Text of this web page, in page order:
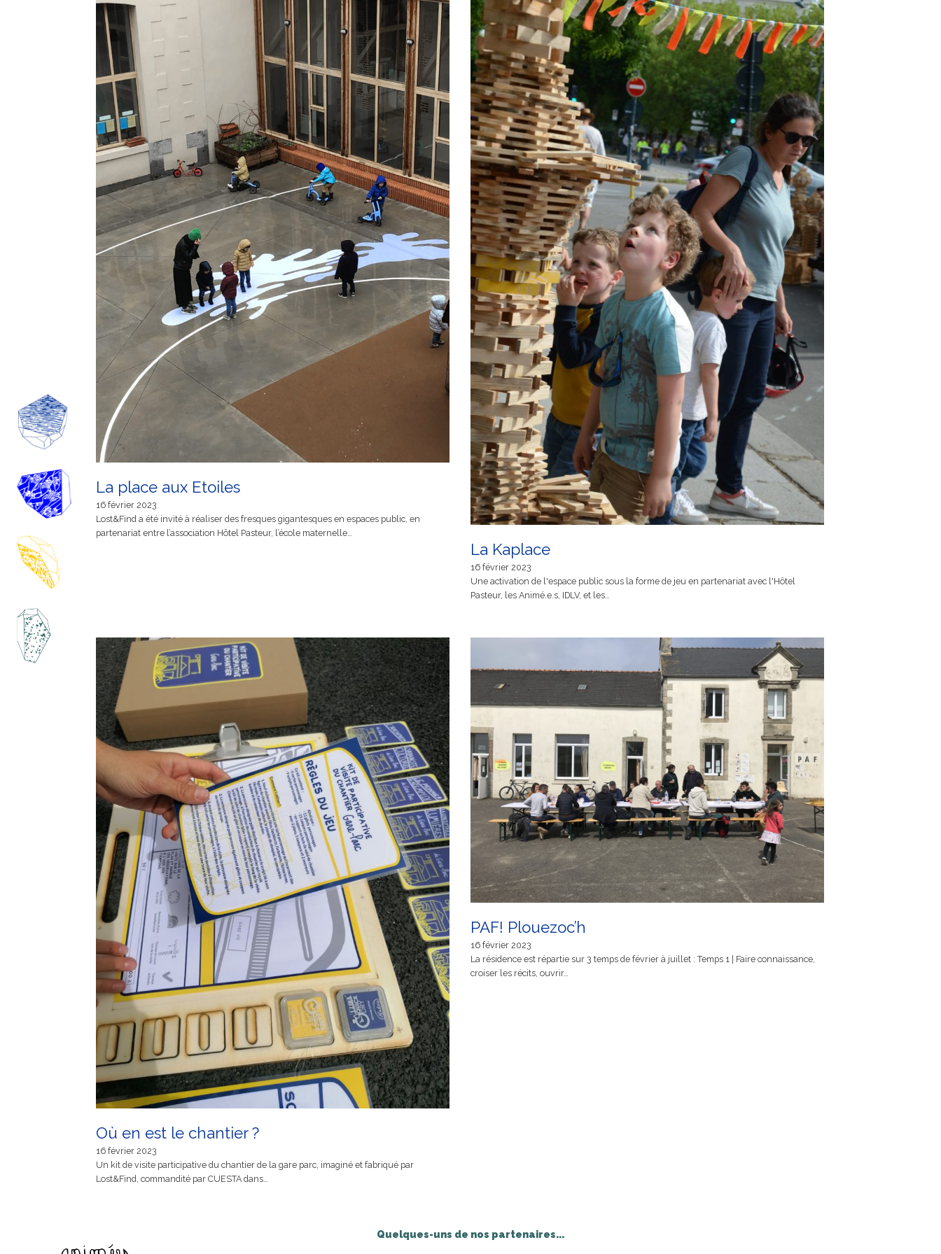
La place aux Etoiles
16 février 2023
Lost&Find a été invité à réaliser des fresques gigantesques en espaces public, en
partenariat entre l’association Hôtel Pasteur, l’école maternelle…
La Kaplace
16 février 2023
Une activation de l'espace public sous la forme de jeu en partenariat avec l'Hôtel
Pasteur, les Animé.e.s, IDLV, et les…
Où en est le chantier ?
16 février 2023
Un kit de visite participative du chantier de la gare parc, imaginé et fabriqué par
Lost&Find, commandité par CUESTA dans…
PAF! Plouezoc’h
16 février 2023
La résidence est répartie sur 3 temps de février à juillet : Temps 1 | Faire connaissance,
croiser les récits, ouvrir…
Quelques-uns de nos partenaires...